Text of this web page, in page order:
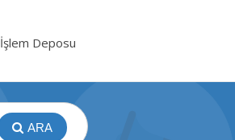
İşlem Deposu
ARA